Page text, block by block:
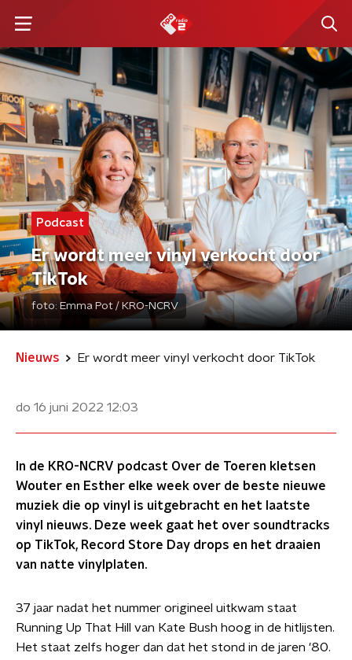
Podcast
Er wordt meer vinyl verkocht door
TikTok
foto: Emma Pot / KRO-NCRV
Nieuws Er wordt meer vinyl verkocht door TikTok
do 16 juni 2022 12:03
In de KRO-NCRV podcast Over de Toeren kletsen
Wouter en Esther elke week over de beste nieuwe
muziek die op vinyl is uitgebracht en het laatste
vinyl nieuws. Deze week gaat het over soundtracks
op TikTok, Record Store Day drops en het draaien
van natte vinylplaten.
37 jaar nadat het nummer origineel uitkwam staat
Running Up That Hill van Kate Bush hoog in de hitlijsten.
Het staat zelfs hoger dan dat het stond in de jaren '80.